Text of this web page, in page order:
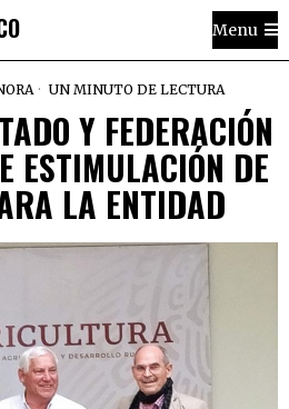
Menu
UN MINUTO DE LECTURA
Y FEDERACIÓN
ESTIMULACIÓN DE
LA ENTIDAD